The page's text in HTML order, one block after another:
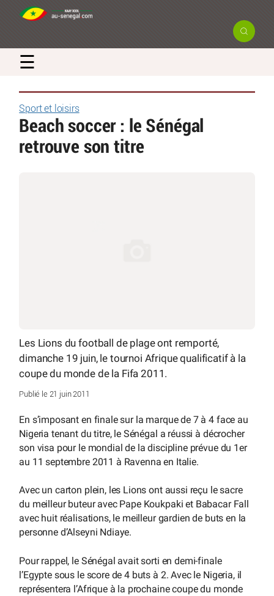
☰
Sport et loisirs
Beach soccer : le Sénégal
retrouve son titre
Les Lions du football de plage ont remporté,
dimanche 19 juin, le tournoi Afrique qualificatif à la
coupe du monde de la Fifa 2011.
Publié le 21 juin 2011
En s’imposant en finale sur la marque de 7 à 4 face au
Nigeria tenant du titre, le Sénégal a réussi à décrocher
son visa pour le mondial de la discipline prévue du 1er
au 11 septembre 2011 à Ravenna en Italie.
Avec un carton plein, les Lions ont aussi reçu le sacre
du meilleur buteur avec Pape Koukpaki et Babacar Fall
avec huit réalisations, le meilleur gardien de buts en la
personne d’Alseyni Ndiaye.
Pour rappel, le Sénégal avait sorti en demi-finale
l’Egypte sous le score de 4 buts à 2. Avec le Nigeria, il
représentera l’Afrique à la prochaine coupe du monde